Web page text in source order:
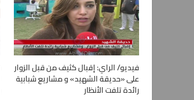
فيديو/ الراي: إقبال كثيف من قبل الزوار
على «حديقة الشهيد» و مشاريع شبابية
رائدة تلفت الأنظار